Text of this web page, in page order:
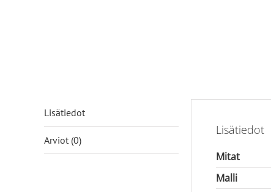
Lisätiedot
Arviot (0)
Lisätiedot
Mitat
Malli